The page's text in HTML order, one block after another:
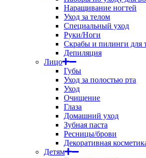
Наращивание ногтей
Уход за телом
Специальный уход
Руки/Ноги
Скрабы и пилинги для
Депиляция
Лицо
Губы
Уход за полостью рта
Уход
Очищение
Глаза
Домашний уход
Зубная паста
Ресницы/брови
Декоративная
Детям